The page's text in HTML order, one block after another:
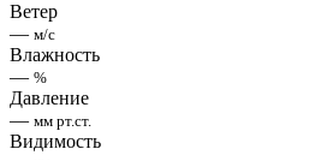
Ветер
— м/с
Влажность
— %
Давление
— мм рт.ст.
Видимость